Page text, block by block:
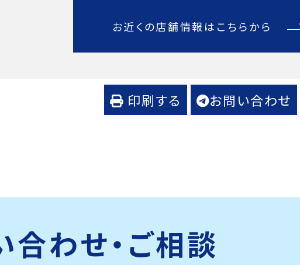
お近くの店舗情報はこちらから
印刷する お問い合わせ
合わせ・ご相談